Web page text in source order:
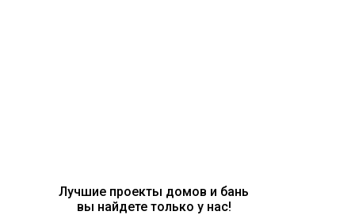
Лучшие проекты домов и бань
вы найдете только у нас!